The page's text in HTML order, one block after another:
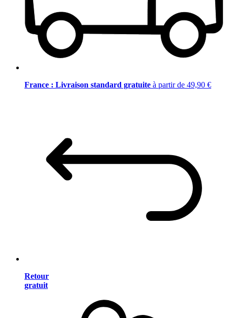
France : Livraison standard gratuite à partir de 49,90 €
Retour
gratuit